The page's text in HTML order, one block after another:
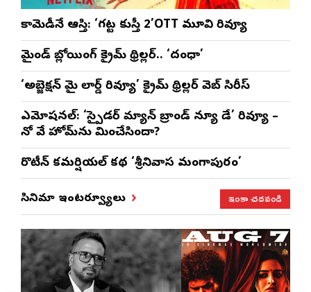
కామెడీనే ఆస్తి: ‘గట్ట కుస్తీ 2’OTT మూవి రివ్యూ
మైండ్ బ్లోయింగ్ క్రైమ్ థ్రిల్లర్.. ‘దంధా’
‘అబ్జెక్ష‌న్ మై లార్డ్ రివ్యూ’ క్రైమ్ థ్రిల్ల‌ర్ వెబ్ సిరీస్
ఎమోష‌న‌ల్‌: ‘స్పైడర్ మ్యాన్ బ్రాండ్ న్యూ డే’ రివ్యూ –
నో వే హోమ్‌ను మించేసిందా?
రొటీన్‌ కమర్షియల్‌ కథ ‘శ్రీనివాస మంగాపురం’
సినిమా ఇంటర్వ్యూలు ఇంకా చదవండి